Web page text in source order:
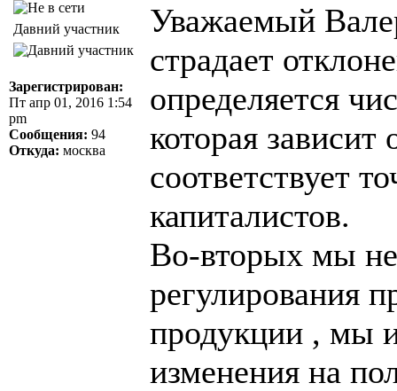
Давний участник
Зарегистрирован:
Пт апр 01, 2016 1:54
pm
Сообщения: 94
Откуда: москва
Уважаемый
страдает
определяется
которая зависит
соответствует
капиталистов.
Во-вторых мы
регулирования
продукции , мы
изменения на